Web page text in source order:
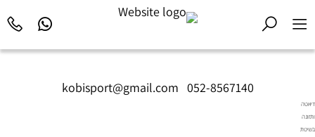
kobisport@gmail.com 052-8567140
דיאטה
ותזונה
בשיטת